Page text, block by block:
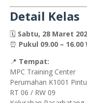
Detail Kelas
🗓 Sabtu, 28 Maret
⏰ Pukul 09.00 – 16.00
📍 Tempat:
MPC Training Center
Perumahan K1001
RT 06 / RW 09